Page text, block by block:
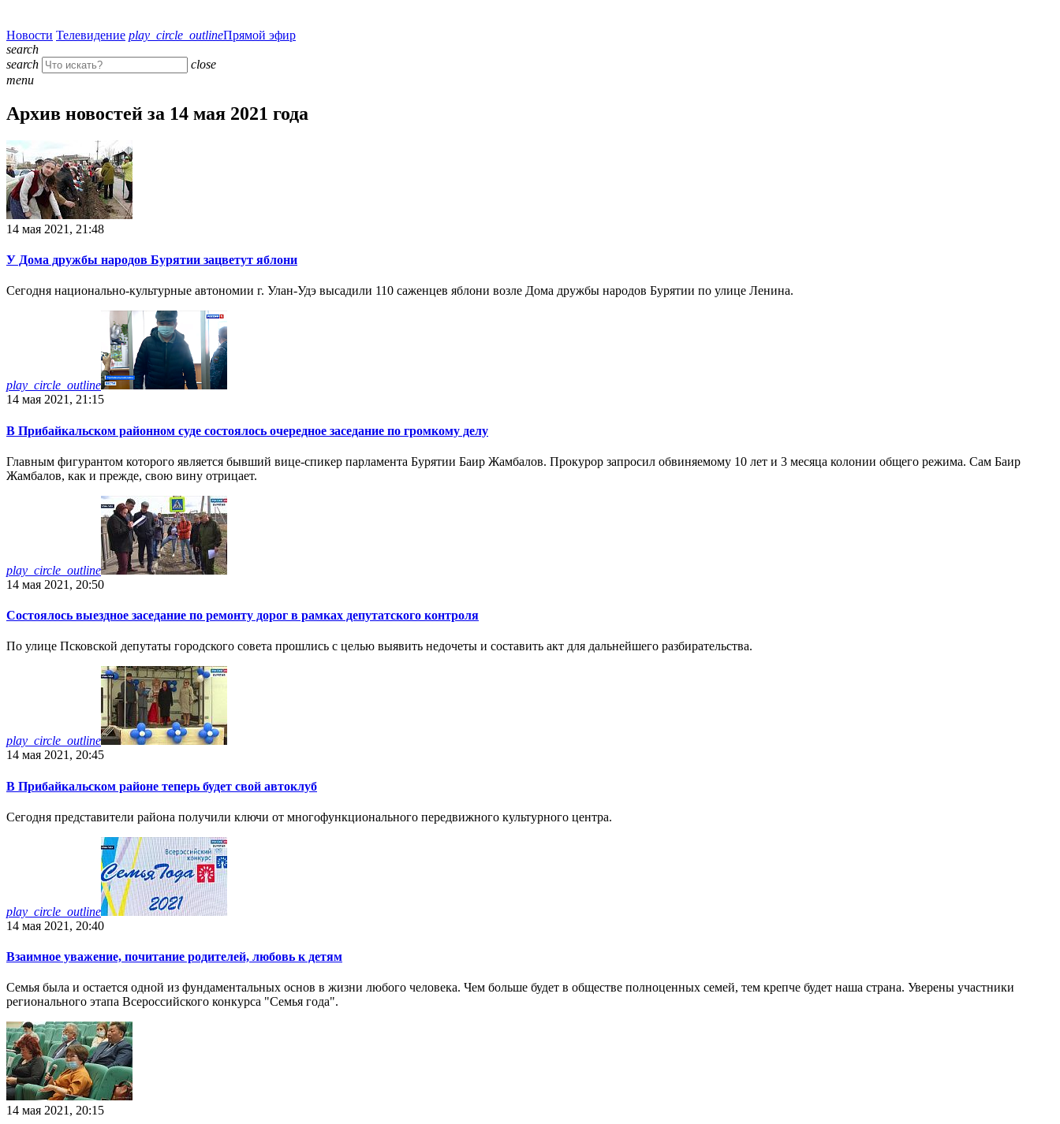
Новости Телевидение play_circle_outlineПрямой эфир
search
search
close
menu
Архив новостей за 14 мая 2021 года
14 мая 2021, 21:48
У Дома дружбы народов Бурятии зацветут яблони
Сегодня национально-культурные автономии г. Улан-Удэ высадили 110 саженцев яблони возле Дома дружбы народов Бурятии по улице Ленина.
play_circle_outline
14 мая 2021, 21:15
В Прибайкальском районном суде состоялось очередное заседание по громкому делу
Главным фигурантом которого является бывший вице-спикер парламента Бурятии Баир Жамбалов. Прокурор запросил обвиняемому 10 лет и 3 месяца колонии общего режима. Сам Баир
Жамбалов, как и прежде, свою вину отрицает.
play_circle_outline
14 мая 2021, 20:50
Состоялось выездное заседание по ремонту дорог в рамках депутатского контроля
По улице Псковской депутаты городского совета прошлись с целью выявить недочеты и составить акт для дальнейшего разбирательства.
play_circle_outline
14 мая 2021, 20:45
В Прибайкальском районе теперь будет свой автоклуб
Сегодня представители района получили ключи от многофункционального передвижного культурного центра.
play_circle_outline
14 мая 2021, 20:40
Взаимное уважение, почитание родителей, любовь к детям
Семья была и остается одной из фундаментальных основ в жизни любого человека. Чем больше будет в обществе полноценных семей, тем крепче будет наша страна. Уверены участники
регионального этапа Всероссийского конкурса "Семья года".
14 мая 2021, 20:15